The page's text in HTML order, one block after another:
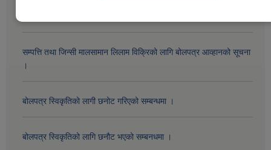
सम्पत्ति तथा जिन्सी मालसामान लिलाम विक्रिको लागि बोलपत्र आव्हानको सूचना
।
बोलपत्र स्विकृतिको लागी छनोट गरिएको सम्बन्धमा ।
बोलपत्र स्विकृतिको लागि छनौट भएको सम्बनधमा ।